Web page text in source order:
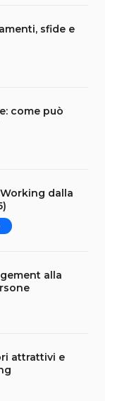
sfide e
come può
dalla
alla
attrattivi e